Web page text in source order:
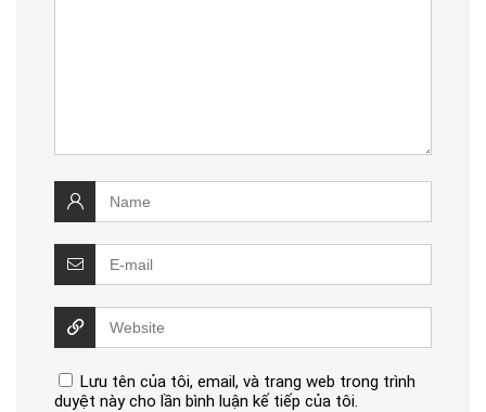
Lưu tên của tôi, email, và trang web trong trình
duyệt này cho lần bình luận kế tiếp của tôi.